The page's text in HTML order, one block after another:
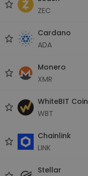
ZEC
Cardano
ADA
Monero
XMR
WhiteBIT Coin
WBT
Chainlink
LINK
Stellar